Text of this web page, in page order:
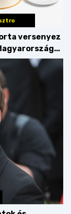
versenyez